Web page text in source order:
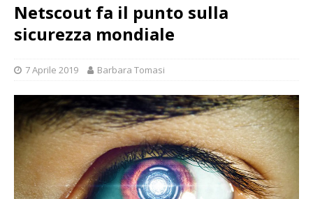
Netscout fa il punto sulla
sicurezza mondiale
7 Aprile 2019 Barbara Tomasi